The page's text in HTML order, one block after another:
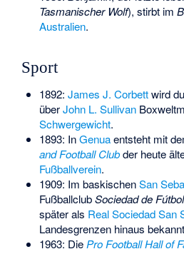
Tasmanischer Wolf), stirbt im
Australien.
Sport
1892: James J. Corbettwird
überJohn L. Sullivan
Schwergewicht.
1893: InGenuaentsteht mit
and Football Clubder heute
Fußballverein.
1909: Im baskischenSan
FußballclubSociedad de Fútbol
später als Real Sociedad San
Landesgrenzen hinaus
1963: Die Pro Football Hall of